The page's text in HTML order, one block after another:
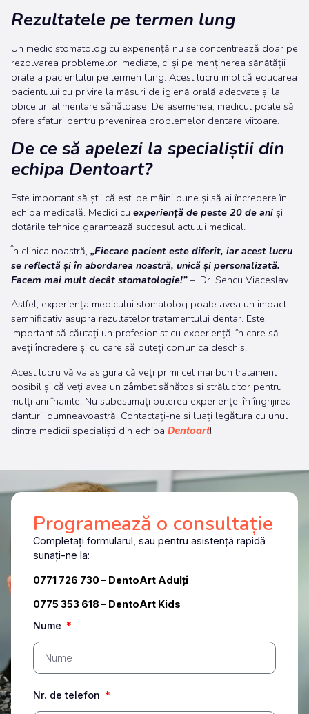
Rezultatele pe termen lung
Un medic stomatolog cu experiență nu se concentrează doar pe
rezolvarea problemelor imediate, ci și pe menținerea sănătății
orale a pacientului pe termen lung. Acest lucru implică educarea
pacientului cu privire la măsuri de igienă orală adecvate și la
obiceiuri alimentare sănătoase. De asemenea, medicul poate să
ofere sfaturi pentru prevenirea problemelor dentare viitoare.
De ce să apelezi la specialiștii din
echipa Dentoart?
Este important să știi că ești pe mâini bune și să ai încredere în
echipa medicală. Medici cu experiență de peste 20 de ani și
dotările tehnice garantează succesul actului medical.
În clinica noastră, „Fiecare pacient este diferit, iar acest lucru
se reflectă și în abordarea noastră, unică și personalizată.
Facem mai mult decât stomatologie!”– Dr. Sencu Viaceslav
Astfel, experiența medicului stomatolog poate avea un impact
semnificativ asupra rezultatelor tratamentului dentar. Este
important să căutați un profesionist cu experiență, în care să
aveți încredere și cu care să puteți comunica deschis.
Acest lucru vă va asigura că veți primi cel mai bun tratament
posibil și că veți avea un zâmbet sănătos și strălucitor pentru
mulți ani înainte. Nu subestimați puterea experienței în îngrijirea
danturii dumneavoastră! Contactați-ne și luați legătura cu unul
dintre medicii specialiști din echipa Dentoart!
Programează o consultație
Completați formularul, sau pentru asistență rapidă
sunați-ne la:
0771 726 730– DentoArt Adulți
0775 353 618 – DentoArt Kids
Nume
Nr. de telefon